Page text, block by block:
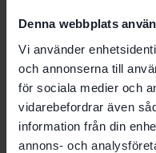
Denna webbplats
Vi använder
och annonserna till
för sociala medier och
vidarebefordrar även
information från din
annons- och